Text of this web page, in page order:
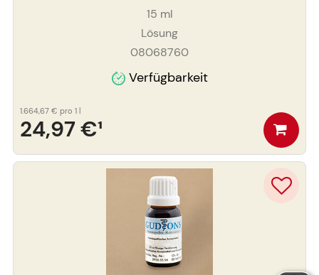
15 ml
Lösung
08068760
Verfügbarkeit
24,97 €¹
1.664,67 € pro 1 l